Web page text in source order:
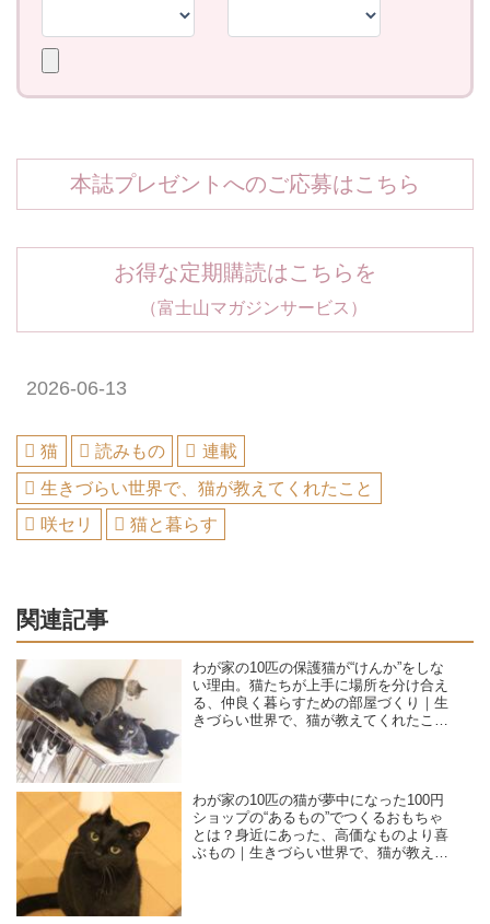
本誌プレゼントへのご応募はこちら
お得な定期購読はこちらを
（富士山マガジンサービス）
2026-06-13
猫 読みもの
連載
生きづらい世界で、猫が教えてくれたこと
咲セリ
猫と暮らす
関連記事
わが家の10匹の保護猫が“けんか”をしな
い理由。猫たちが上手に場所を分け合え
る、仲良く暮らすための部屋づくり｜生
きづらい世界で、猫が教えてくれたこと
わが家の10匹の猫が夢中になった100円
ショップの“あるもの”でつくるおもちゃ
とは？身近にあった、高価なものより喜
ぶもの｜生きづらい世界で、猫が教えて